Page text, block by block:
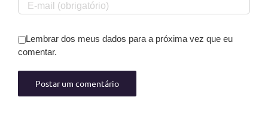
Lembrar dos meus dados para a próxima vez que eu
comentar.